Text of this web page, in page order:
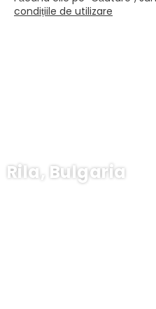
Rila, Bulgaria
condițiile de utilizare